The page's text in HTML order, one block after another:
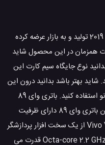
شرکت ویوو موبایل وای 89 را در سال 2019 تولید و به بازار عرضه کرده
همزمان در این محصول شاید
نوع جایگاه سیم کارت این
بهتر باشد بدانید درون این
دستگاه می توانید از سیم کارت های نانو استفاده کنید. باتری وای 89
برای جا به جایی باز می شود و همچنین باتری وای 89 دارای ظرفیت
3260 میلی آمپر ساعت می باشد. Vivo Y89 از یک سخت افزار پردازشگر
هشت هسته ای مدل Octa-core 2.2 GHz Cortex-A53 قدرت می